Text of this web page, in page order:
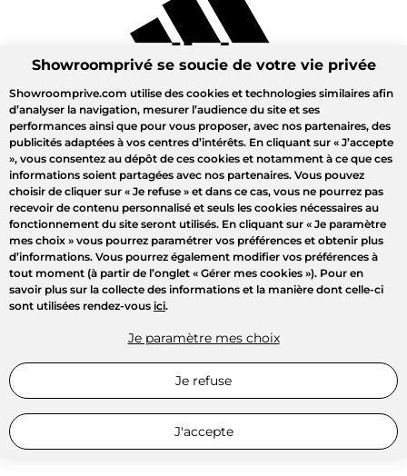
Showroomprivé se soucie de votre vie privée
Showroomprive.com utilise des cookies et technologies similaires afin
d’analyser la navigation, mesurer l’audience du site et ses
performances ainsi que pour vous proposer, avec nos partenaires, des
publicités adaptées à vos centres d’intérêts. En cliquant sur « J’accepte
», vous consentez au dépôt de ces cookies et notamment à ce que ces
informations soient partagées avec nos partenaires. Vous pouvez
choisir de cliquer sur « Je refuse » et dans ce cas, vous ne pourrez pas
recevoir de contenu personnalisé et seuls les cookies nécessaires au
fonctionnement du site seront utilisés. En cliquant sur « Je paramètre
mes choix » vous pourrez paramétrer vos préférences et obtenir plus
d’informations. Vous pourrez également modifier vos préférences à
tout moment (à partir de l’onglet « Gérer mes cookies »). Pour en
savoir plus sur la collecte des informations et la manière dont celle-ci
sont utilisées rendez-vous ici.
Je paramètre mes choix
Je refuse
J'accepte